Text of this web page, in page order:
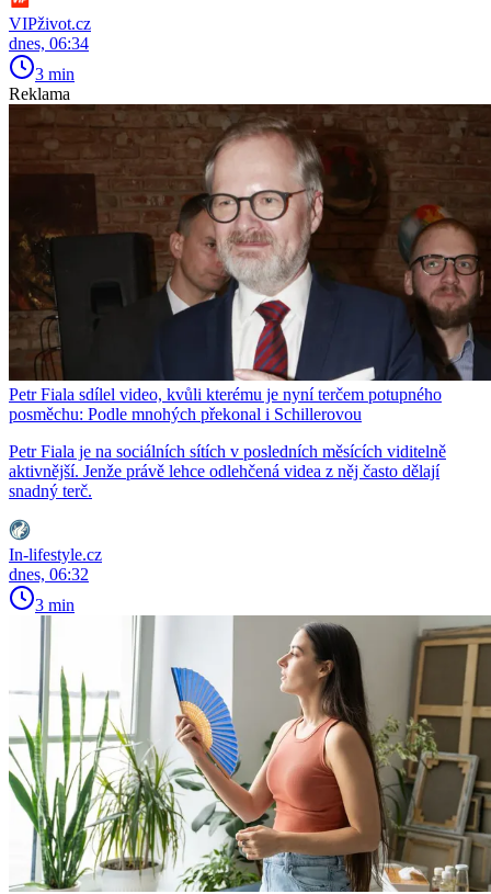
VIPživot.cz
dnes, 06:34
3 min
Reklama
Petr Fiala sdílel video, kvůli kterému je nyní terčem potupného
posměchu: Podle mnohých překonal i Schillerovou
Petr Fiala je na sociálních sítích v posledních měsících viditelně
aktivnější. Jenže právě lehce odlehčená videa z něj často dělají
snadný terč.
In-lifestyle.cz
dnes, 06:32
3 min